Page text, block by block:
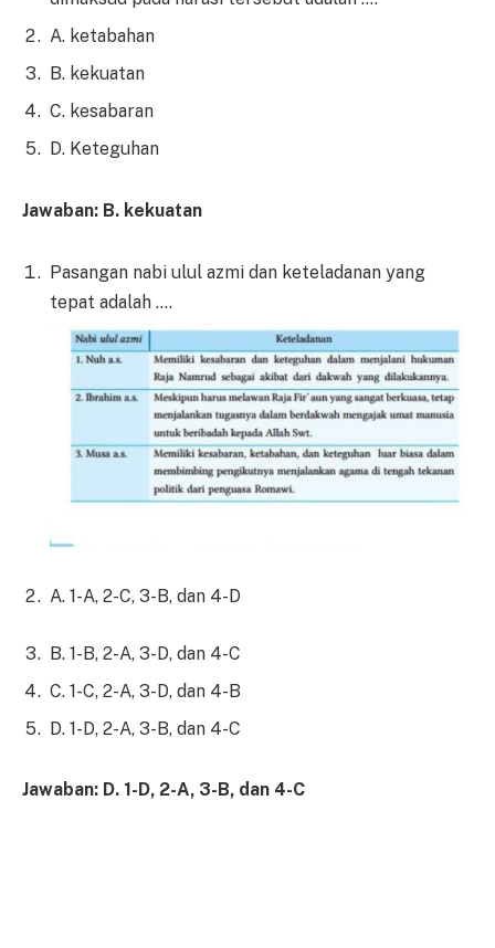
A. ketabahan
B. kekuatan
C. kesabaran
D. Keteguhan
Jawaban: B. kekuatan
Pasangan nabi ulul azmi dan keteladanan yang
tepat adalah ….
A. 1-A, 2-C, 3-B, dan 4-D
B. 1-B, 2-A, 3-D, dan 4-C
C. 1-C, 2-A, 3-D, dan 4-B
D. 1-D, 2-A, 3-B, dan 4-C
Jawaban: D. 1-D, 2-A, 3-B, dan 4-C